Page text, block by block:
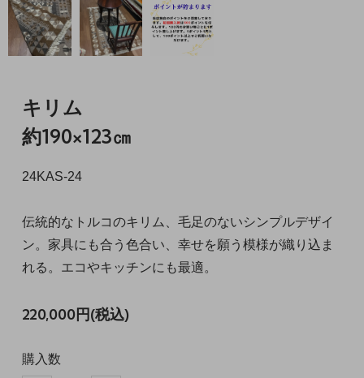
キリム
約190×123㎝
24KAS-24
伝統的なトルコのキリム、毛足のないシンプルデザイ
ン。家具にも合う色合い、幸せを願う模様が織り込ま
れる。エコやキッチンにも最適。
220,000円(税込)
購入数